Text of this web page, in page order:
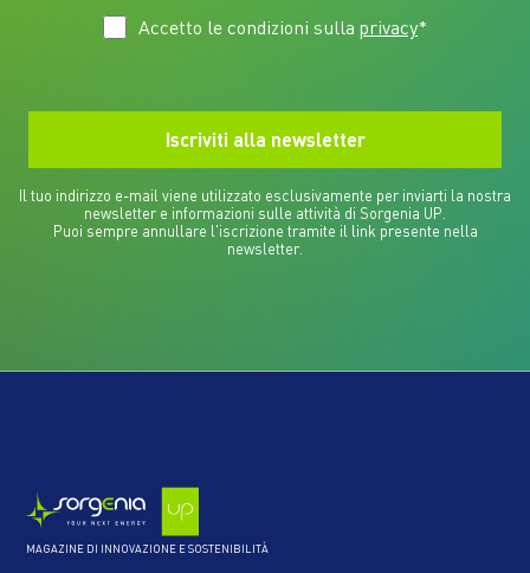
Accetto le condizioni sulla privacy*
Il tuo indirizzo e-mail viene utilizzato esclusivamente per inviarti la nostra
newsletter e informazioni sulle attività di Sorgenia UP.
Puoi sempre annullare l'iscrizione tramite il link presente nella
newsletter.
MAGAZINE DI INNOVAZIONE E SOSTENIBILITÀ